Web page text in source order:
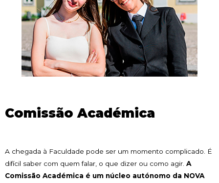
Comissão Académica
A chegada à Faculdade pode ser um momento complicado. É
difícil saber com quem falar, o que dizer ou como agir. A
Comissão Académica é um núcleo autónomo da NOVA